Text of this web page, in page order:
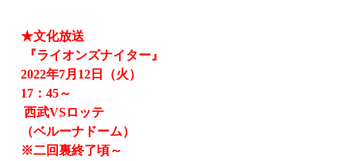
★文化放送
『ライオンズナイター』
2022年7月 12 日（火）
17 ：45～
西武VSロッテ
（ベルーナドーム）
※二回裏終了頃～